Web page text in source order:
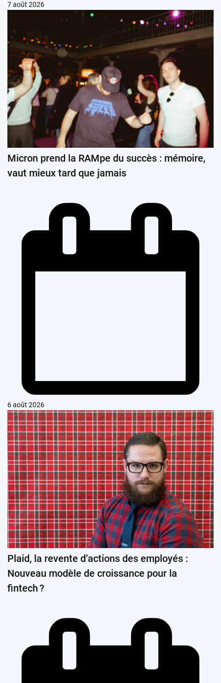
7 août 2026
Micron prend la RAMpe du succès : mémoire,
vaut mieux tard que jamais
6 août 2026
Plaid, la revente d’actions des employés :
Nouveau modèle de croissance pour la
fintech ?